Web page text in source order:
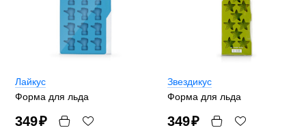
Лайкус
Форма для льда
349₽
Звездикус
Форма для льда
349₽